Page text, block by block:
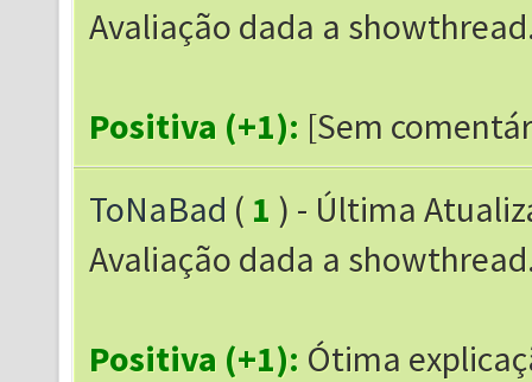
Avaliação dada a
Positiva (+1): [Sem
ToNaBad ( 1 ) - Última
Avaliação dada a
Positiva (+1): Ótima